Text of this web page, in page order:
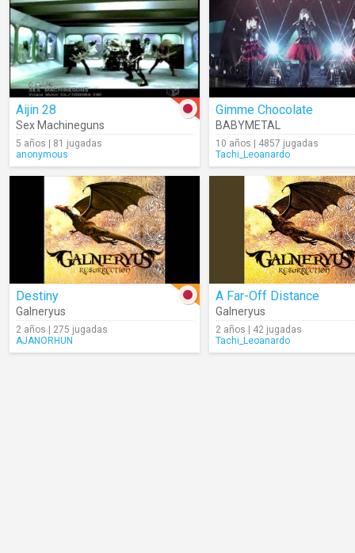
Aijin 28
Sex Machineguns
5 años | 81 jugadas
anonymous
Gimme Chocolate
BABYMETAL
10 años | 4857 jugadas
Tachi_Leoanardo
Destiny
Galneryus
2 años | 275 jugadas
AJANORHUN
A Far-Off Distance
Galneryus
2 años | 42 jugadas
Tachi_Leoanardo